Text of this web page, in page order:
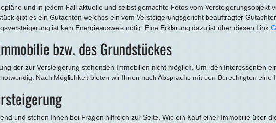
und in jedem Fall aktuelle und selbst gemachte Fotos vom Versteigerungsobjekt
gibt es ein Gutachten welches ein vom Versteigerungsgericht beauftragter
ist kein Energieausweis nötig. Eine Erklärung dazu ist über diesen Link
bzw. des Grundstückes
der zur Versteigerung stehenden Immobilien nicht möglich. Um den Interessenten
Nach Möglichkeit bieten wir Ihnen nach Absprache mit den Berechtigten eine
und stehen Ihnen bei Fragen hilfreich zur Seite. Wie ein Kauf einer Immobilie über